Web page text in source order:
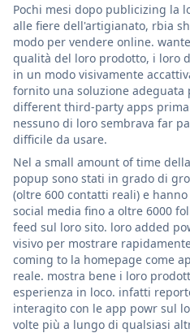
Pochi mesi dopo publicizing la
alle fiere dell'artigianato, rbia
modo per vendere online.
qualità del loro prodotto, i loro
in un modo visivamente
fornito una soluzione adeguata
different third-party apps
nessuno di loro sembrava far
difficile da usare.
Nel a small amount of time
popup sono stati in grado di
(oltre 600 contatti reali) e
social media fino a oltre 6000
feed sul loro sito. loro added
visivo per mostrare
coming to la homepage come
reale. mostra bene i loro
esperienza in loco. infatti
interagito con le app powr sul
volte più a lungo di qualsiasi